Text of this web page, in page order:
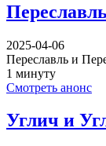
2025-04-06
Переславль и
1 минуту
Смотреть анонс
Углич и